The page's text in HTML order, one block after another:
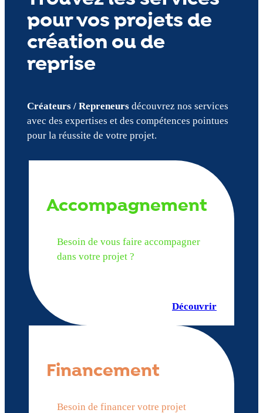
pour vos projets de
création ou de
reprise
Créateurs / Repreneursdécouvrez nos services
avec des expertises et des compétences pointues
pour la réussite de votre projet.
Accompagnement
Besoin de vous faire accompagner
dans votre projet ?
Découvrir
Financement
Besoin de financer votre projet